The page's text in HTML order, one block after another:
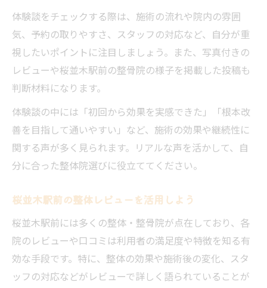
体験談をチェックする際は、施術の流れや院内の雰囲
気、予約の取りやすさ、スタッフの対応など、自分が重
視したいポイントに注目しましょう。また、写真付きの
レビューや桜並木駅前の整骨院の様子を掲載した投稿も
判断材料になります。
体験談の中には「初回から効果を実感できた」「根本改
善を目指して通いやすい」など、施術の効果や継続性に
関する声が多く見られます。リアルな声を活かして、自
分に合った整体院選びに役立ててください。
桜並木駅前の整体レビューを活用しよう
桜並木駅前には多くの整体・整骨院が点在しており、各
院のレビューや口コミは利用者の満足度や特徴を知る有
効な手段です。特に、整体の効果や施術後の変化、スタ
ッフの対応などがレビューで詳しく語られていることが